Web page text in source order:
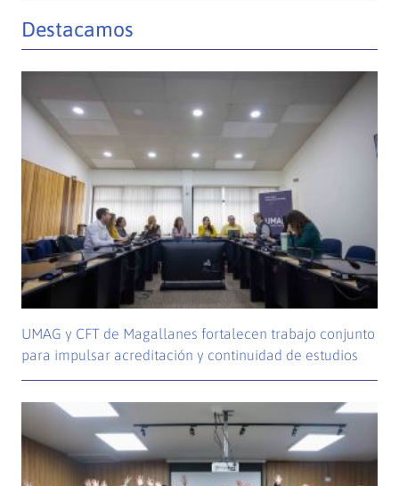
Destacamos
UMAG y CFT de Magallanes fortalecen trabajo conjunto
para impulsar acreditación y continuidad de estudios